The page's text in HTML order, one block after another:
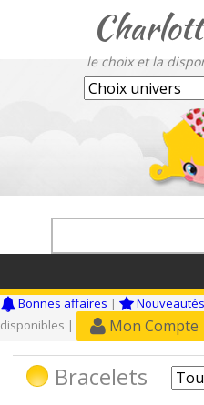
le choix et la
Bonnes affaires | Nouveautés
disponibles |
Mon Compte
Bracelets